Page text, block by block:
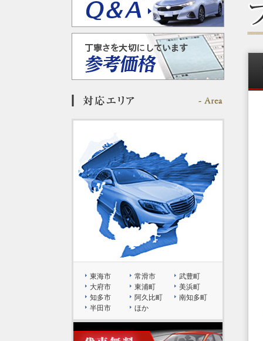
東海市 常滑市
武豊町
大府市
東浦町
美浜町
知多市
阿久比町
南知多町
半田市
ほか